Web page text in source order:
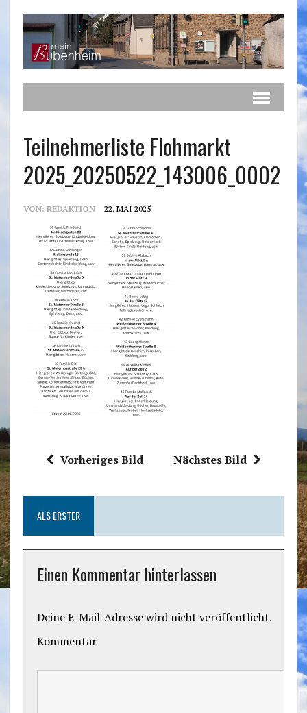
Teilnehmerliste Flohmarkt
2025_20250522_143006_0002
VON: REDAKTION 22. MAI 2025
Vorheriges Bild Nächstes Bild
ALS ERSTER
Einen Kommentar hinterlassen
Deine E-Mail-Adresse wird nicht veröffentlicht.
Kommentar